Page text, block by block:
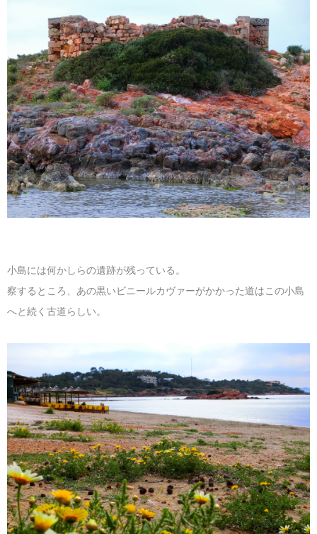
小島には何かしらの遺跡が残っている。
察するところ、あの黒いビニールカヴァーがかかった道はこの小島
へと続く古道らしい。